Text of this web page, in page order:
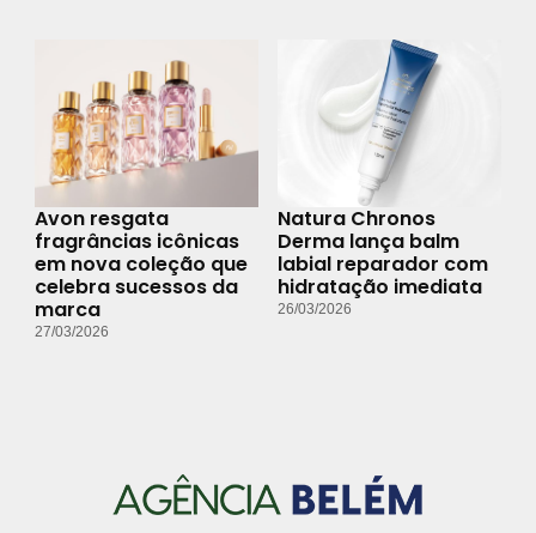
Avon resgata
fragrâncias icônicas
em nova coleção que
celebra sucessos da
marca
27/03/2026
Natura Chronos
Derma lança balm
labial reparador com
hidratação imediata
26/03/2026